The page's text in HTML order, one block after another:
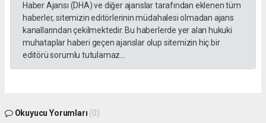
Haber Ajansı (DHA) ve diğer ajanslar tarafından eklenen tüm
haberler, sitemizin editörlerinin müdahalesi olmadan ajans
kanallarından çekilmektedir. Bu haberlerde yer alan hukuki
muhataplar haberi geçen ajanslar olup sitemizin hiç bir
editörü sorumlu tutulamaz...
Okuyucu Yorumları (0)